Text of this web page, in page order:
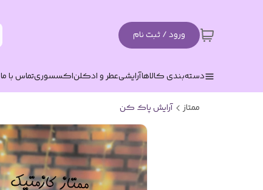
ورود / ثبت نام
دسته‌بندی کالاهاآرایشیعطر و ادکلناکسسوریتماس با ما
ممتاز آرایش پاک کن